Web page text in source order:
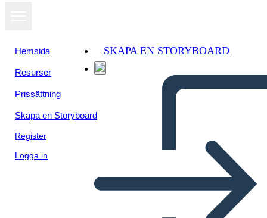
Hemsida
Resurser
Prissättning
Skapa en Storyboard
Register
Logga in
SKAPA EN STORYBOARD
Visa som
bildspel